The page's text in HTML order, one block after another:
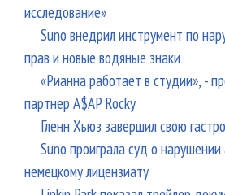
исследование»
Suno внедрил инструмент по
прав и новые водяные знаки
«Рианна работает в студии», -
партнер A$AP Rocky
Гленн Хьюз завершил свою
Suno проиграла суд о нарушении
немецкому лицензиату